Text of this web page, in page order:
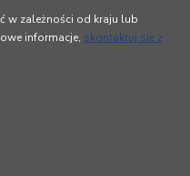
w zależności od kraju lub
informacje, skontaktuj się z